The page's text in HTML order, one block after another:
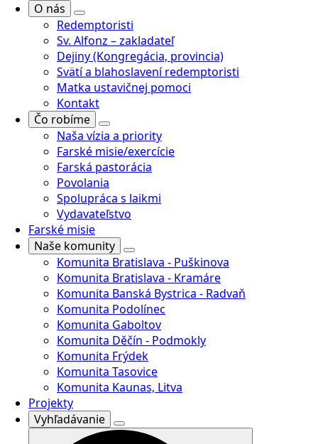
O nás
Redemptoristi
Sv. Alfonz – zakladateľ
Dejiny (Kongregácia, provincia)
Svätí a blahoslavení redemptoristi
Matka ustavičnej pomoci
Kontakt
Čo robíme
Naša vízia a priority
Farské misie/exercície
Farská pastorácia
Povolania
Spolupráca s laikmi
Vydavateľstvo
Farské misie
Naše komunity
Komunita Bratislava - Puškinova
Komunita Bratislava - Kramáre
Komunita Banská Bystrica - Radvaň
Komunita Podolínec
Komunita Gaboltov
Komunita Děčín - Podmokly
Komunita Frýdek
Komunita Tasovice
Komunita Kaunas, Litva
Projekty
Vyhľadávanie
Search